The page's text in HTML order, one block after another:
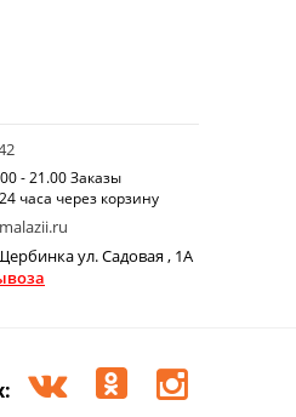
- 21.00 Заказы
часа через корзину
ул. Садовая , 1А